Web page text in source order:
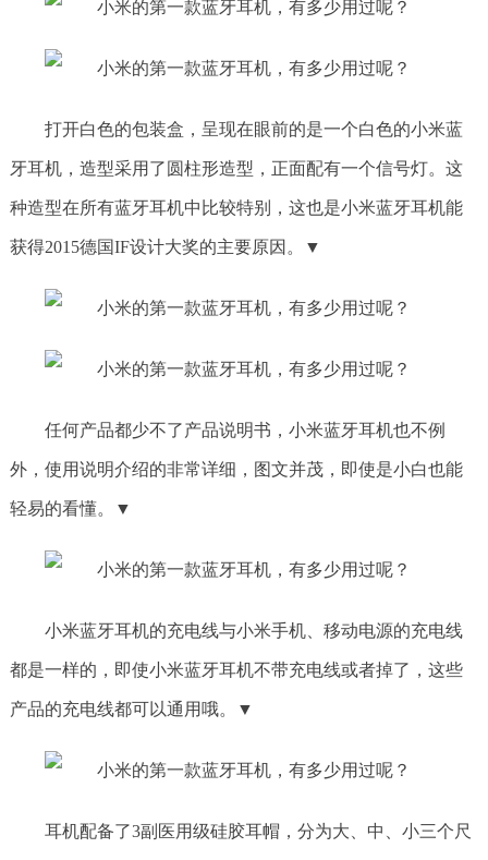
打开白色的包装盒，呈现在眼前的是一个白色的小米蓝
牙耳机，造型采用了圆柱形造型，正面配有一个信号灯。这
种造型在所有蓝牙耳机中比较特别，这也是小米蓝牙耳机能
获得2015德国IF设计大奖的主要原因。▼
任何产品都少不了产品说明书，小米蓝牙耳机也不例
外，使用说明介绍的非常详细，图文并茂，即使是小白也能
轻易的看懂。▼
小米蓝牙耳机的充电线与小米手机、移动电源的充电线
都是一样的，即使小米蓝牙耳机不带充电线或者掉了，这些
产品的充电线都可以通用哦。▼
耳机配备了3副医用级硅胶耳帽，分为大、中、小三个尺